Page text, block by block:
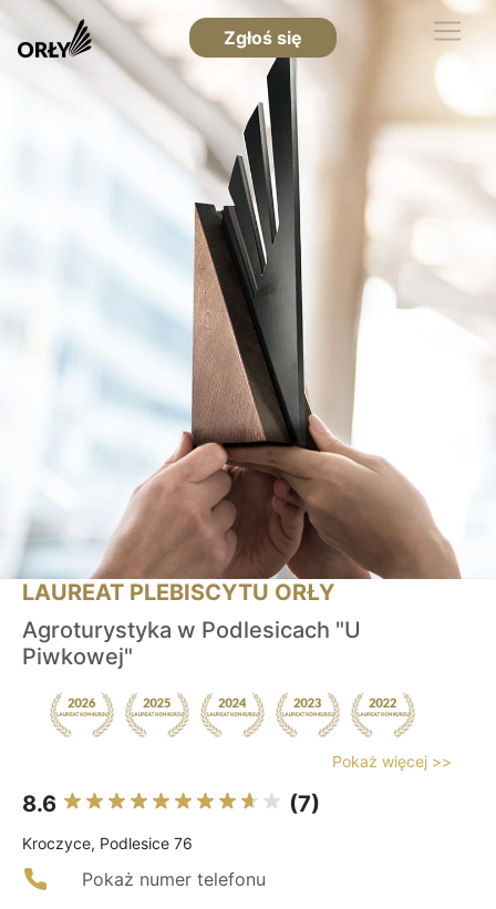
Zgłoś się
LAUREAT PLEBISCYTU ORŁY
Agroturystyka w Podlesicach "U
Piwkowej"
Pokaż więcej >>
8.6 (7)
Kroczyce, Podlesice 76
Pokaż numer telefonu